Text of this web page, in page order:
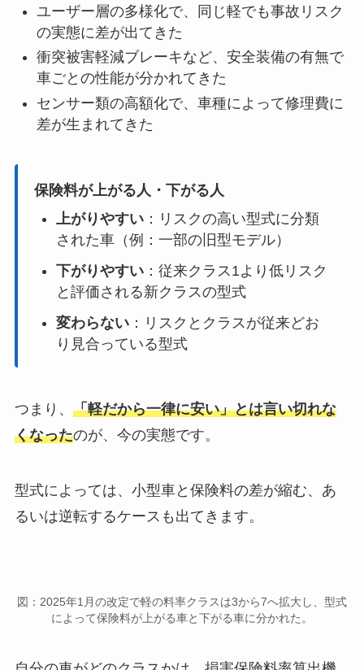
ユーザー層の多様化で、同じ軽でも事故リスク
の実態に差が出てきた
衝突被害軽減ブレーキなど、安全装備の有無で
車ごとの性能が分かれてきた
センサー類の高額化で、車種によって修理費に
差が生まれてきた
保険料が上がる人・下がる人
上がりやすい：リスクの高い型式に分類
された車（例：一部の旧型モデル）
下がりやすい：従来クラス1より低リスク
と評価される新クラスの型式
変わらない：リスクとクラスが従来どお
り見合っている型式
つまり、 「軽だから一律に安い」とは言い切れな
くなったのが、今の実態です。
型式によっては、小型車と保険料の差が縮む、あ
るいは逆転するケースも出てきます。
図：2025年1月の改定で軽の料率クラスは3から7へ拡大し、型式
によって保険料が上がる車と下がる車に分かれた。